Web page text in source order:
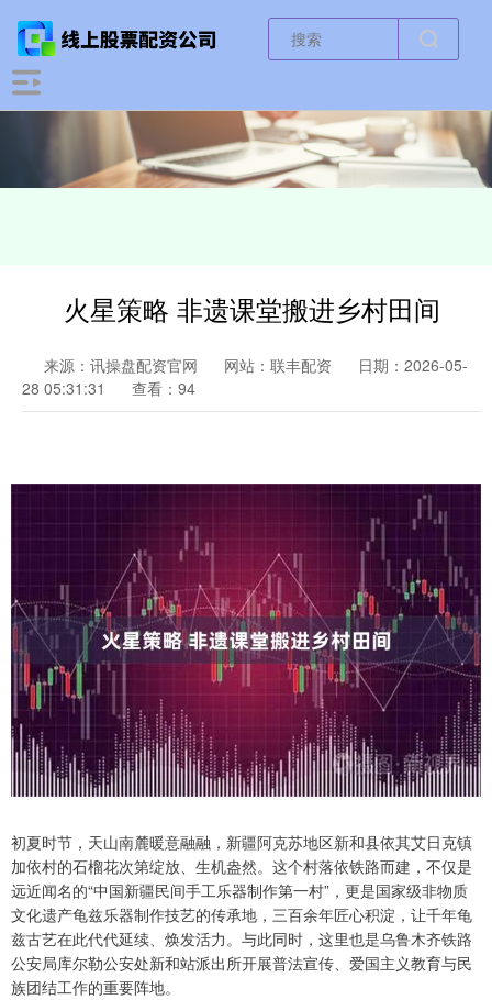
火星策略 非遗课堂搬进乡村田间
来源：讯操盘配资官网 网站：联丰配资
日期：2026-05-
28 05:31:31
查看：94
初夏时节，天山南麓暖意融融，新疆阿克苏地区新和县依其艾日克镇
加依村的石榴花次第绽放、生机盎然。这个村落依铁路而建，不仅是
远近闻名的“中国新疆民间手工乐器制作第一村”，更是国家级非物质
文化遗产龟兹乐器制作技艺的传承地，三百余年匠心积淀，让千年龟
兹古艺在此代代延续、焕发活力。与此同时，这里也是乌鲁木齐铁路
公安局库尔勒公安处新和站派出所开展普法宣传、爱国主义教育与民
族团结工作的重要阵地。